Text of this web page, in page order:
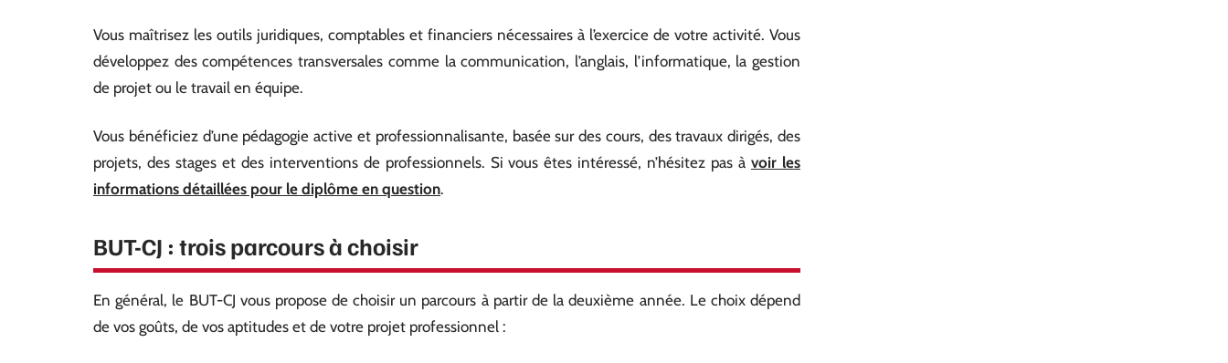
Vous maîtrisez les outils juridiques, comptables et financiers nécessaires à l’exercice de votre activité. Vous
développez des compétences transversales comme la communication, l’anglais, l’informatique, la gestion
de projet ou le travail en équipe.
Vous bénéficiez d’une pédagogie active et professionnalisante, basée sur des cours, des travaux dirigés, des
projets, des stages et des interventions de professionnels. Si vous êtes intéressé, n’hésitez pas àvoir les
informations détaillées pour le diplôme en question.
BUT-CJ : trois parcours à choisir
En général, le BUT-CJ vous propose de choisir un parcours à partir de la deuxième année. Le choix dépend
de vos goûts, de vos aptitudes et de votre projet professionnel :